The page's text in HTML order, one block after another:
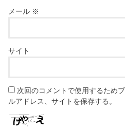
メール ※
サイト
次回のコメントで使用するため
ルアドレス、サイトを保存する。